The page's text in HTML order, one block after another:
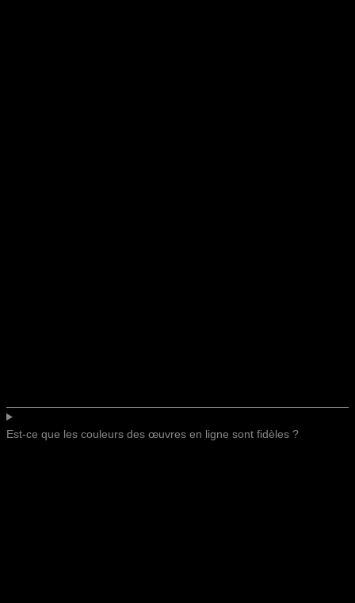
Est-ce que les couleurs des œuvres en ligne sont fidèles ?